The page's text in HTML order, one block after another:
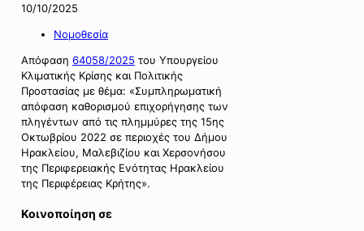
10/10/2025
Νομοθεσία
Απόφαση 64058/2025 του Υπουργείου
Κλιματικής Κρίσης και Πολιτικής
Προστασίας με θέμα: «Συμπληρωματική
απόφαση καθορισμού επιχορήγησης των
πληγέντων από τις πλημμύρες της 15ης
Οκτωβρίου 2022 σε περιοχές του Δήμου
Ηρακλείου, Μαλεβιζίου και Χερσονήσου
της Περιφερειακής Ενότητας Ηρακλείου
της Περιφέρειας Κρήτης».
Κοινοποίηση σε